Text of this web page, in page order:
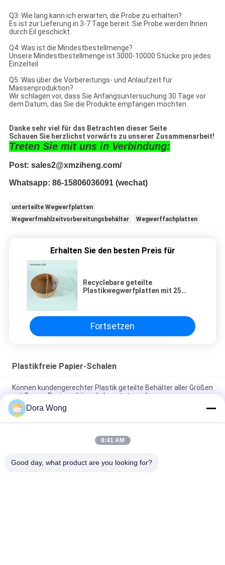
Q3: Wie lang kann ich erwarten, die Probe zu erhalten?
Es ist zur Lieferung in 3-7 Tage bereit. Sie Probe werden Ihnen
durch Eil geschickt.
Q4: Was ist die Mindestbestellmenge?
Unsere Mindestbestellmenge ist 3000-10000 Stücke pro jedes
Einzelteil
Q5: Was über die Vorbereitungs- und Anlaufzeit für
Massenproduktion?
Wir schlagen vor, dass Sie Anfangsuntersuchung 30 Tage vor
dem Datum, das Sie die Produkte empfangen möchten.
Danke sehr viel für das Betrachten dieser Seite
Schauen Sie herzlichst vorwärts zu unserer Zusammenarbeit!
Treten Sie mit uns in Verbindung:
Post: sales2@xmziheng.com/
Whatsapp: 86-15806036091 (wechat)
unterteilte Wegwerfplatten
Wegwerfmahlzeitvorbereitungsbehälter
Wegwerffachplatten
Erhalten Sie den besten Preis für
Recyclebare geteilte
Plastikwegwerfplatten mit 25
Fortsetzen
Plastikfreie Papier-Schalen
Können kundengerechter Plastik geteilte Behälter aller Größen
mit Brown-Papierschüsseln benutzt werden
Pp.-geteilte Plastikwegwerfplatten für Abendessen,
verbiegend und bricht beständig
Freundliche Plastikkuchen-Platten Eco, wiederverwendbare
Dora Wong
8:41 AM
Good day, what product are you looking for?